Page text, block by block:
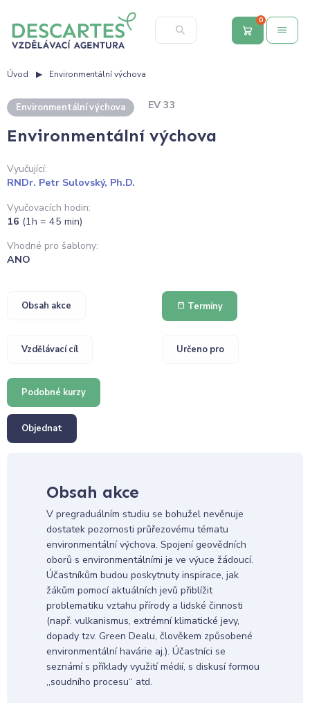
0
Úvod Environmentální výchova
Environmentální výchova EV 33
Environmentální výchova
Vyučující:
RNDr. Petr Sulovský, Ph.D.
Vyučovacích hodin:
16 (1h = 45 min)
Vhodné pro šablony:
ANO
Obsah akce Termíny
Vzdělávací cíl Určeno pro
Podobné kurzy
Objednat
Obsah akce
V pregraduálním studiu se bohužel nevěnuje
dostatek pozornosti průřezovému tématu
environmentální výchova. Spojení geovědních
oborů s environmentálními je ve výuce žádoucí.
Účastníkům budou poskytnuty inspirace, jak
žákům pomocí aktuálních jevů přiblížit
problematiku vztahu přírody a lidské činnosti
(např. vulkanismus, extrémní klimatické jevy,
dopady tzv. Green Dealu, člověkem způsobené
environmentální havárie aj.). Účastníci se
seznámí s příklady využití médií, s diskusí formou
„soudního procesu“ atd.